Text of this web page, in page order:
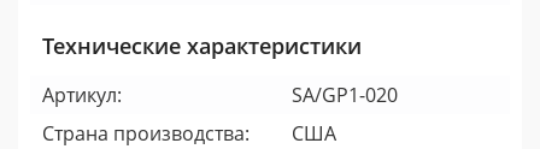
Технические характеристики
Артикул:
SA/GP1-020
Страна производства:
США